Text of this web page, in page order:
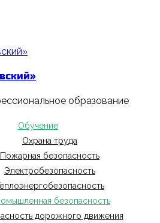
образование
Обучение
Охрана труда
Пожарная безопасность
Электробезопасность
безопасность
дорожного движения